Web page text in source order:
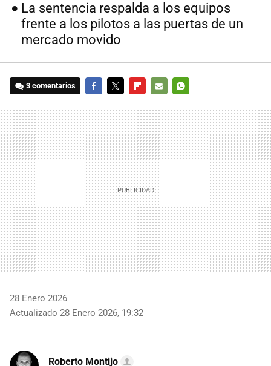
La sentencia respalda a los equipos
frente a los pilotos a las puertas de un
mercado movido
3 comentarios
MAIL
28 Enero 2026
Actualizado 28 Enero 2026, 19:32
Roberto Montijo